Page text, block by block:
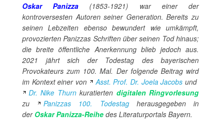
Oskar Panizza (1853-1921) war einer der
kontroversesten Autoren seiner Generation. Bereits zu
seinen Lebzeiten ebenso bewundert wie umkämpft,
provozierten Panizzas Schriften über seinen Tod hinaus;
die breite öffentliche Anerkennung blieb jedoch aus.
2021 jährt sich der Todestag des bayerischen
Provokateurs zum 100. Mal. Der folgende Beitrag wird
im Kontext einer von
Asst. Prof. Dr. Joela Jacobs und
Dr. Nike Thurnkuratierten digitalen Ringvorlesung
zu
Panizzas 100. Todestagherausgegeben in
der Oskar Panizza-Reihe des Literaturportals Bayern.